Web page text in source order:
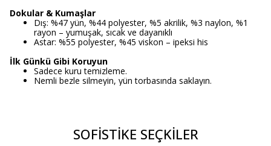
Dokular & Kumaşlar
Dış: %47 yün, %44 polyester, %5 akrilik, %3 naylon, %1
rayon – yumuşak, sıcak ve dayanıklı
Astar: %55 polyester, %45 viskon – ipeksi his
İlk Günkü Gibi Koruyun
Sadece kuru temizleme.
Nemli bezle silmeyin, yün torbasında saklayın.
SOFİSTİKE SEÇKİLER